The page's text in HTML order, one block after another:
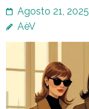
Agosto 21, 2025
AèV